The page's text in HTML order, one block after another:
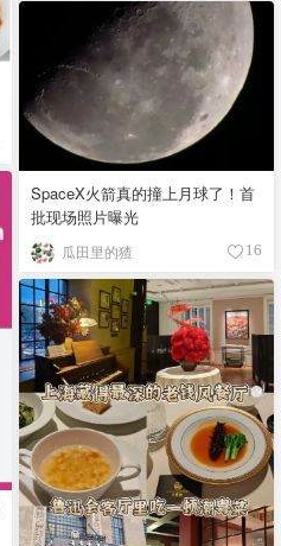
SpaceX火箭真的撞上月球了！首
批现场照片曝光
瓜田里的猹 16